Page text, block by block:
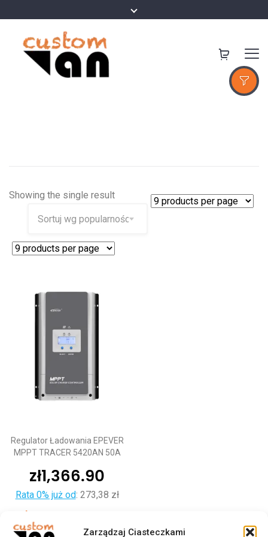
Zarządzaj Ciasteczkami
Showing the single result
Regulator Ładowania EPEVER
MPPT TRACER 5420AN 50A
zł1,366.90
Rata 0% już od: 273,38 zł